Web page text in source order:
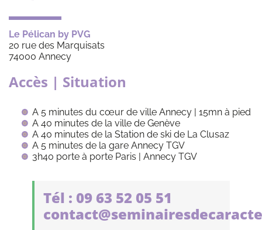
Le Pélican by PVG
20 rue des Marquisats
74000 Annecy
Accès | Situation
A 5 minutes du cœur de ville Annecy | 15mn à pied
A 40 minutes de la ville de Genève
A 40 minutes de la Station de ski de La Clusaz
A 5 minutes de la gare Annecy TGV
3h40 porte à porte Paris | Annecy TGV
Tél : 09 63 52 05 51